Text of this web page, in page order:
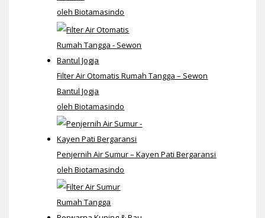
oleh Biotamasindo
Filter Air Otomatis Rumah Tangga – Sewon
Bantul Jogja
oleh Biotamasindo
Penjernih Air Sumur – Kayen Pati Bergaransi
oleh Biotamasindo